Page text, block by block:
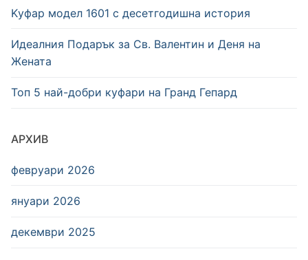
Kуфар модел 1601 с десетгодишна история
Идеалния Подарък за Св. Валентин и Деня на
Жената
Топ 5 най-добри куфари на Гранд Гепард
АРХИВ
февруари 2026
януари 2026
декември 2025